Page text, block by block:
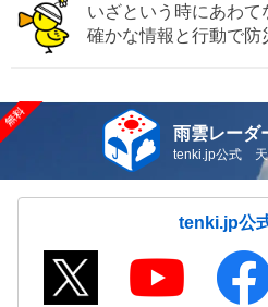
いざという時にあわて
確かな情報と行動で防
雨雲レーダ
tenki.jp公式 天
tenki.jp公